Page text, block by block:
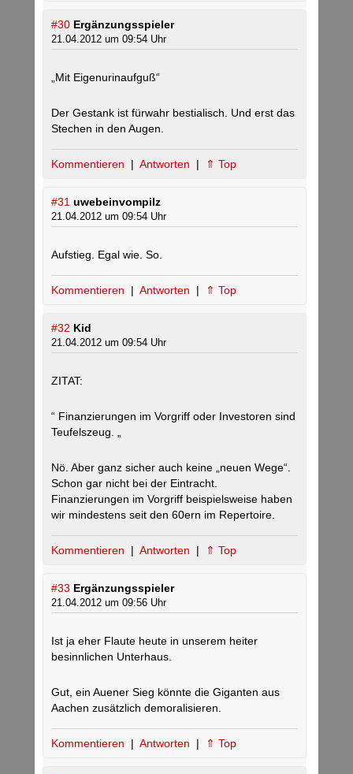
#30 Ergänzungsspieler
21.04.2012 um 09:54 Uhr
„Mit Eigenurinaufguß“
Der Gestank ist fürwahr bestialisch. Und erst das
Stechen in den Augen.
Kommentieren | Antworten | ⇑ Top
#31 uwebeinvompilz
21.04.2012 um 09:54 Uhr
Aufstieg. Egal wie. So.
Kommentieren | Antworten | ⇑ Top
#32 Kid
21.04.2012 um 09:54 Uhr
ZITAT:
“ Finanzierungen im Vorgriff oder Investoren sind
Teufelszeug. „
Nö. Aber ganz sicher auch keine „neuen Wege“.
Schon gar nicht bei der Eintracht.
Finanzierungen im Vorgriff beispielsweise haben
wir mindestens seit den 60ern im Repertoire.
Kommentieren | Antworten | ⇑ Top
#33 Ergänzungsspieler
21.04.2012 um 09:56 Uhr
Ist ja eher Flaute heute in unserem heiter
besinnlichen Unterhaus.
Gut, ein Auener Sieg könnte die Giganten aus
Aachen zusätzlich demoralisieren.
Kommentieren | Antworten | ⇑ Top